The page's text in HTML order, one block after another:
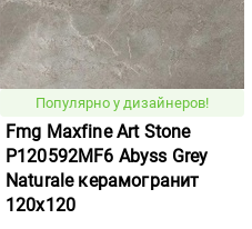
Популярно у дизайнеров!
Fmg Maxfine Art Stone
P120592MF6 Abyss Grey
Naturale керамогранит
120x120